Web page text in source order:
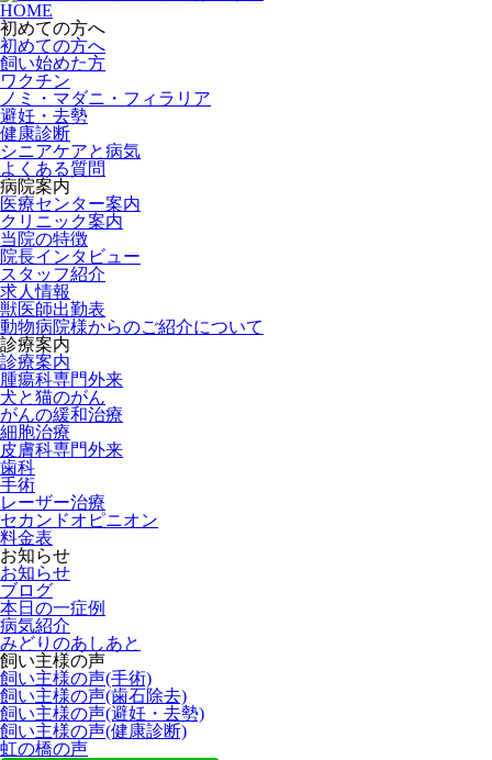
HOME
初めての方へ
初めての方へ
飼い始めた方
ワクチン
ノミ・マダニ・フィラリア
避妊・去勢
健康診断
シニアケアと病気
よくある質問
病院案内
医療センター案内
クリニック案内
当院の特徴
院長インタビュー
スタッフ紹介
求人情報
獣医師出勤表
動物病院様からのご紹介について
診療案内
診療案内
腫瘍科専門外来
犬と猫のがん
がんの緩和治療
細胞治療
皮膚科専門外来
歯科
手術
レーザー治療
セカンドオピニオン
料金表
お知らせ
お知らせ
ブログ
本日の一症例
病気紹介
みどりのあしあと
飼い主様の声
飼い主様の声(手術)
飼い主様の声(歯石除去)
飼い主様の声(避妊・去勢)
飼い主様の声(健康診断)
虹の橋の声